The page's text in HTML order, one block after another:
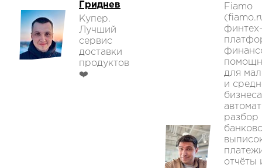
Гриднев
Купер.
Лучший
сервис
доставки
продуктов
❤️
Fiamo
для
и
разбор
отчёты